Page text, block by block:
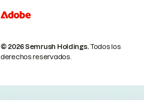
© 2026 Semrush Holdings.Todos los
derechos reservados.